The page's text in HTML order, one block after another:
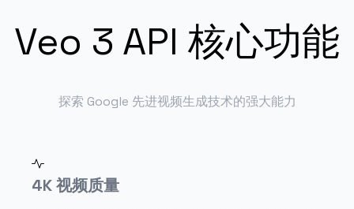
Veo 3 API 核心功能
探索 Google 先进视频生成技术的强大能力
4K 视频质量